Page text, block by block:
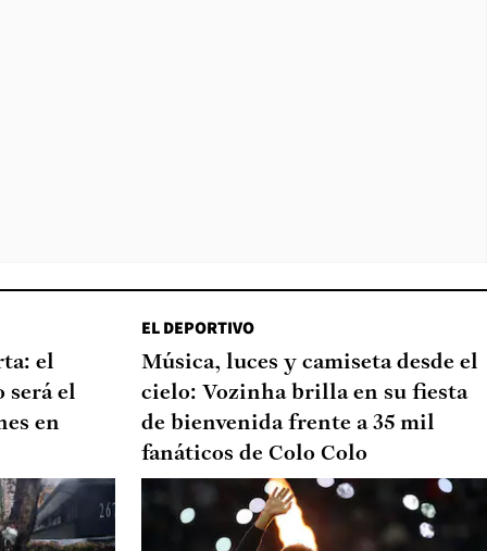
el
será el
en
EL DEPORTIVO
Música, luces y camiseta desde el
cielo: Vozinha brilla en su fiesta
de bienvenida frente a 35 mil
fanáticos de Colo Colo